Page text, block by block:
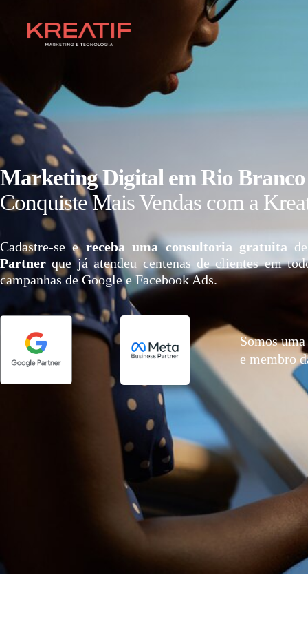
Marketing Digital em Rio Branco
Conquiste Mais Vendas com a
Cadastre-se e receba uma consultoria gratuita
Partner que já atendeu centenas de clientes em
campanhas de Google e Facebook Ads.
Somos
e membro